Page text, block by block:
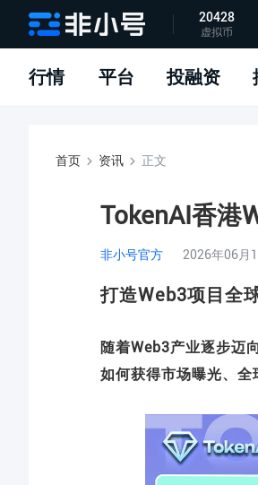
APP下载
指标说明
问题反馈
20428
虚拟币
行情 平台 投融资
首页 资讯 正文
TokenAI香港
非小号官方 2026年06月
打造Web3项目全
随着Web3产业逐步迈
如何获得市场曝光、全